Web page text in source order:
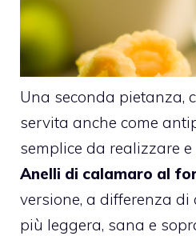
Una seconda pietanza,
servita anche come
semplice da realizzare
Anelli di calamaro al
versione, a differenza
più leggera, sana e